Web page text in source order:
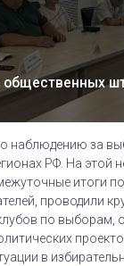
общественных
наблюдению за
РФ. На этой
итоги
проводили
по выборам,
в